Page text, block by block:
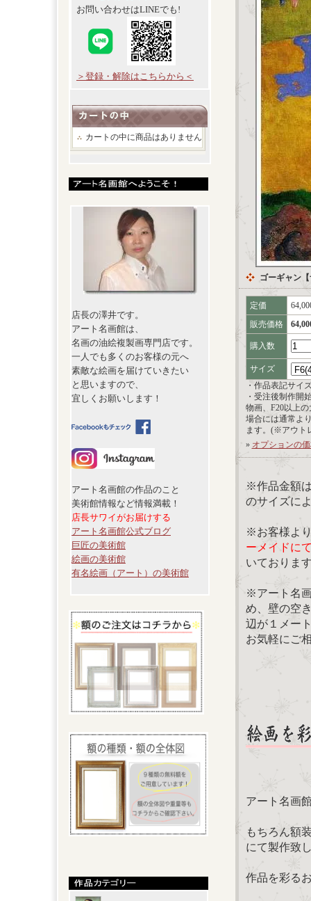
お問い合わせはLINEでも!
＞登録・解除はこちらから＜
カートの中に商品はありません
店長の澤井です。
アート名画館は、
名画の油絵複製画専門店です。
一人でも多くのお客様の元へ
素敵な絵画を届けていきたい
と思いますので、
宜しくお願いします！
アート名画館の作品のこと
美術館情報など情報満載！
店長サワイがお届けする
アート名画館公式ブログ
巨匠の美術館
絵画の美術館
有名絵画（アート）の美術館
ゴーギャン
定価
販売価格
購入数
サイズ
・作品表記サイ
・受注後制作開
物画、F20以上
場合には通常よ
ます。(※アウト
» オプションの
※作品金額
のサイズに
※お客様よ
ーメイドに
いておりま
※アート名
め、壁の空
辺が１メー
お気軽にご
アート名画
もちろん額
にて製作致
作品を彩る